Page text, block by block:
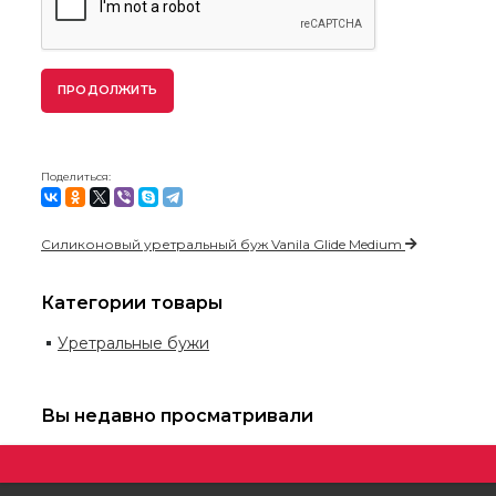
ПРОДОЛЖИТЬ
Поделиться:
Силиконовый уретральный буж Vanila Glide Medium
Категории товары
Уретральные бужи
Вы недавно просматривали